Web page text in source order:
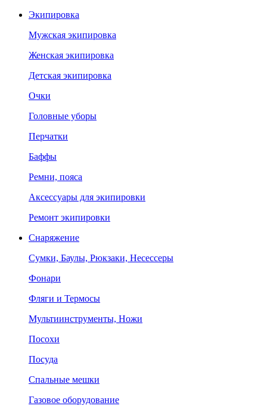
Экипировка
Мужская экипировка
Женская экипировка
Детская экипировка
Очки
Головные уборы
Перчатки
Баффы
Ремни, пояса
Аксессуары для экипировки
Ремонт экипировки
Снаряжение
Сумки, Баулы, Рюкзаки, Несессеры
Фонари
Фляги и Термосы
Мультиинструменты, Ножи
Посохи
Посуда
Спальные мешки
Газовое оборудование